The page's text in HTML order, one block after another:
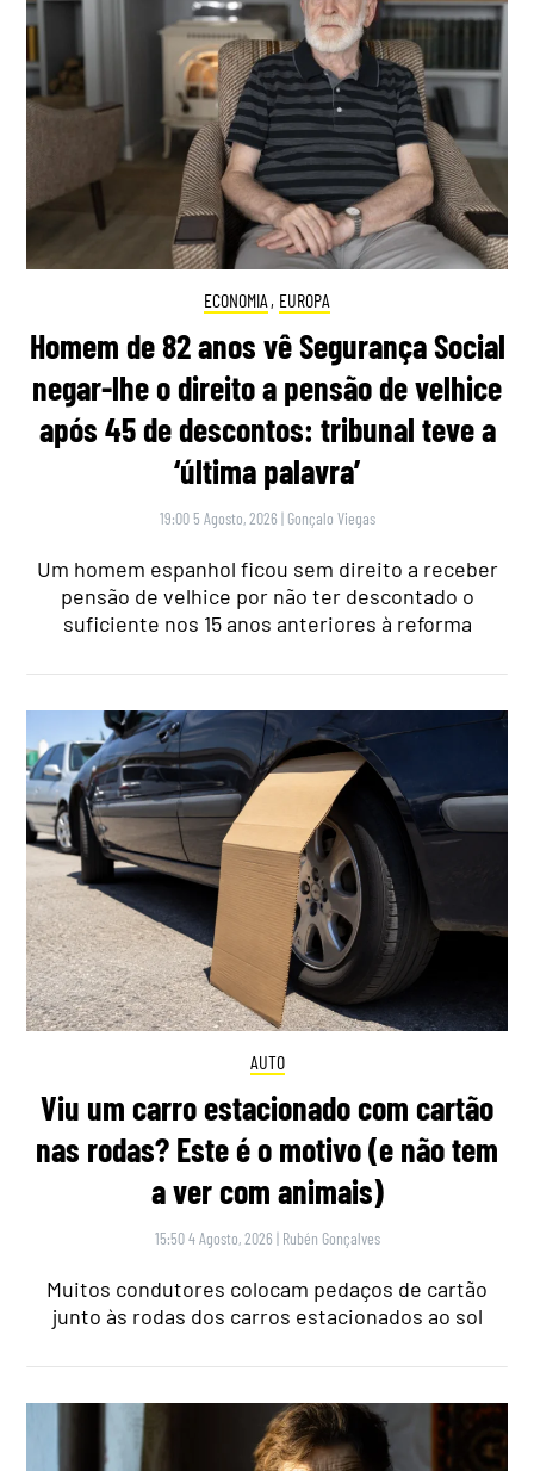
ECONOMIA , EUROPA
Homem de 82 anos vê Segurança Social
negar-lhe o direito a pensão de velhice
após 45 de descontos: tribunal teve a
‘última palavra’
19:00 5 Agosto, 2026 | Gonçalo Viegas
Um homem espanhol ficou sem direito a receber
pensão de velhice por não ter descontado o
suficiente nos 15 anos anteriores à reforma
AUTO
Viu um carro estacionado com cartão
nas rodas? Este é o motivo (e não tem
a ver com animais)
15:50 4 Agosto, 2026 | Rubén Gonçalves
Muitos condutores colocam pedaços de cartão
junto às rodas dos carros estacionados ao sol